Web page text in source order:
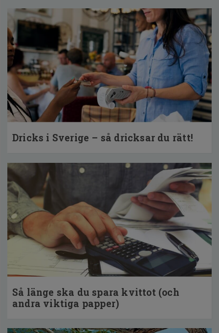
Dricks i Sverige – så dricksar du rätt!
Så länge ska du spara kvittot (och
andra viktiga papper)